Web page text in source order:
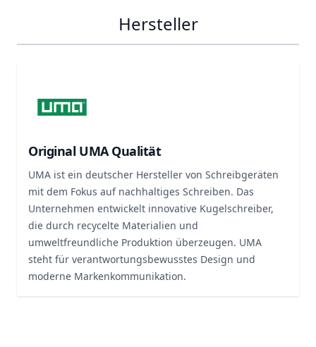
Hersteller
Original UMA Qualität
UMA ist ein deutscher Hersteller von Schreibgeräten
mit dem Fokus auf nachhaltiges Schreiben. Das
Unternehmen entwickelt innovative Kugelschreiber,
die durch recycelte Materialien und
umweltfreundliche Produktion überzeugen. UMA
steht für verantwortungsbewusstes Design und
moderne Markenkommunikation.